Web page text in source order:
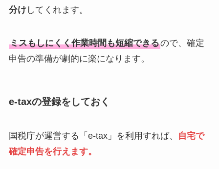
分けしてくれます。
ミスもしにくく作業時間も短縮できるので、確定
申告の準備が劇的に楽になります。
e-taxの登録をしておく
国税庁が運営する「e-tax」を利用すれば、
自宅で
確定申告を行えます。